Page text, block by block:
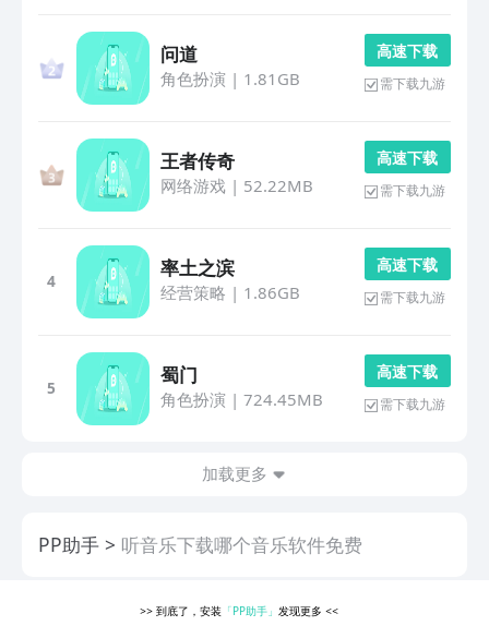
问道
角色扮演 | 1.81GB
高 速 下 载
需下载九游
王者传奇
网络游戏| 52.22MB
高 速 下 载
需下载九游
4
率土之滨
经营策略 | 1.86GB
高 速 下 载
需下载九游
5
蜀门
角色扮演 | 724.45MB
高 速 下 载
需下载九游
加载更多
PP助手 听音乐下载哪个音乐软件免费
>> 到底了，安装 「PP助手」发现更多<<